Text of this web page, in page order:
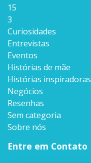
15
3
Curiosidades
Entrevistas
Eventos
Histórias de mãe
Histórias inspiradoras
Negócios
Resenhas
Sem categoria
Sobre nós
Entre em Contato